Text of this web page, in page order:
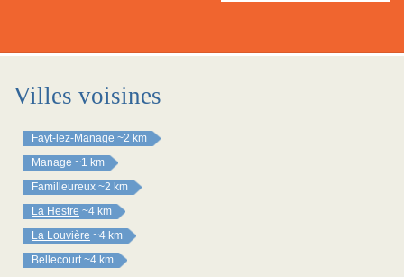
Villes voisines
Fayt-lez-Manage ~2 km
Manage ~1 km
Familleureux ~2 km
La Hestre ~4 km
La Louvière ~4 km
Bellecourt ~4 km